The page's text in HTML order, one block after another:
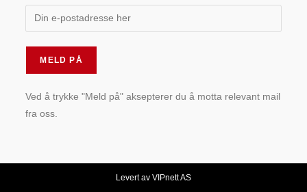
Ved å trykke "Meld på" aksepterer du å motta relevant mail
fra oss.
Levert av VIPnett AS